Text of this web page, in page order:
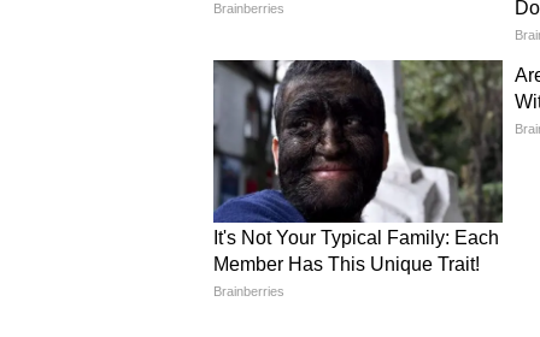
पराग त्यागी ने पैपराजी से की
पराग त्यागी ने शेफाली जरीवाला के
आंखें साफ़ बता रही थीं कि वे अपनी
दौरान भी उनके चेहरे से उदासी छलक
प्राइवेसी का सम्मान करने की गुजारिश
सबसे यह रिक्वेस्ट करता हूं। मेरी परी
से रहे। बस प्रे कीजिएगा।"